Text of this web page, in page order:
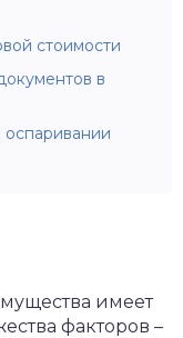
стоимости
в
имеет
факторов –